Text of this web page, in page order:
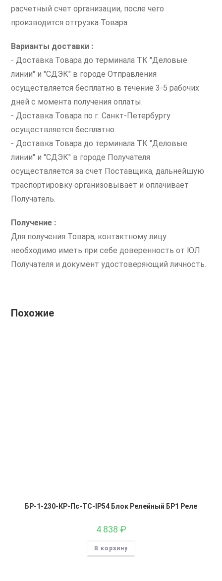
расчетный счет организации, после чего
производится отгрузка Товара.
Варианты доставки :
- Доставка Товара до терминала ТК "Деловые
линии" и "СДЭК" в городе Отправления
осуществляется бесплатно в течение 3-5 рабочих
дней с момента получения оплаты.
- Доставка Товара по г. Санкт-Петербургу
осуществляется бесплатно.
- Доставка Товара до терминала ТК "Деловые
линии" и "СДЭК" в городе Получателя
осуществляется за счет Поставщика, дальнейшую
траспортировку организовывает и оплачивает
Получатель.
Получение :
Для получения Товара, контактному лицу
необходимо иметь при себе доверенность от ЮЛ
Получателя и документ удостоверяющий личность.
Похожие
БР-1-230-КР-Пс-ТС-IP54 Блок Релейный БР1 Реле
4 838 ₽
В корзину